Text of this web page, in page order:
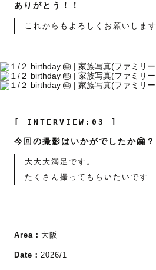
ありがとう！！
これからもよろしくお願いします
[ INTERVIEW:03 ]
今回の撮影はいかがでしたか🤗？
大大大満足です。
たくさん撮ってもらいたいです
Area： 大阪
Date： 2026/1